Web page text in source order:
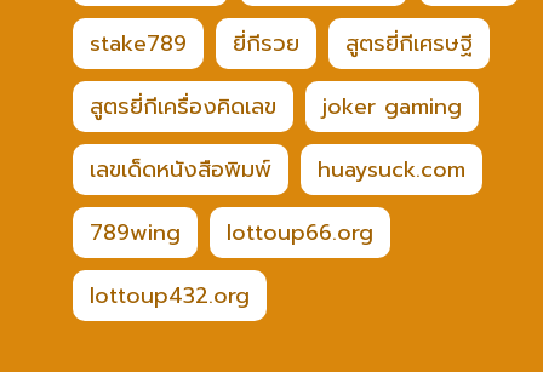
stake789
ยี่กีรวย
สูตรยี่กีเศรษฐี
สูตรยี่กีเครื่องคิดเลข
joker gaming
เลขเด็ดหนังสือพิมพ์
huaysuck.com
789wing
lottoup66.org
lottoup432.org